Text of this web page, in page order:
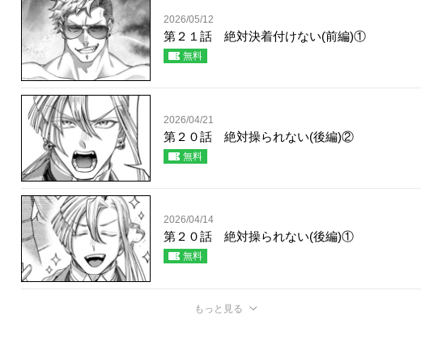
2026/05/12
第２１話 絶対決着付けない(前編)①
無料
2026/04/21
第２０話 絶対操られない(後編)②
無料
2026/04/14
第２０話 絶対操られない(後編)①
無料
もっと見る